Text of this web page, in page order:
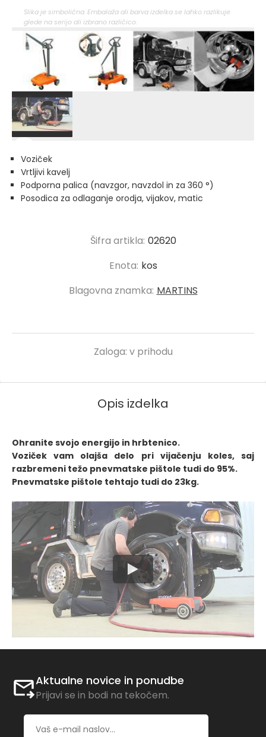
Slika je simbolična. Embalaža ali barva izdelka se lahko razlikuje
glede na serijo ali izbrano različico.
Voziček
Vrtljivi kavelj
Podporna palica (navzgor, navzdol in za 360 °)
Posodica za odlaganje orodja, vijakov, matic
Šifra artikla: 02620
Enota: kos
Blagovna znamka: MARTINS
Zaloga: v prihodu
Opis izdelka
Ohranite svojo energijo in hrbtenico.
Voziček vam olajša delo pri vijačenju koles, saj
razbremeni težo pnevmatske pištole tudi do 95%.
Pnevmatske pištole tehtajo tudi do 23kg.
Aktualne novice in ponudbe
Prijavi se in bodi na tekočem.